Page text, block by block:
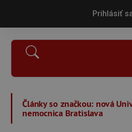
Prihlásiť
Články so značkou: nová
nemocnica Bratislava